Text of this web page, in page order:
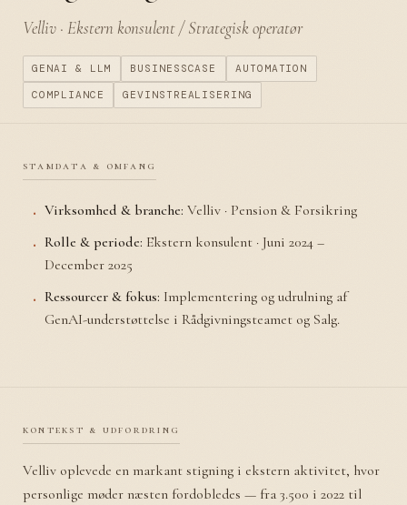
Velliv · Ekstern konsulent / Strategisk operatør
GENAI & LLM BUSINESSCASE AUTOMATION
COMPLIANCE GEVINSTREALISERING
stamdata & omfang
Virksomhed & branche: Velliv · Pension & Forsikring
Rolle & periode: Ekstern konsulent · Juni 2024 –
December 2025
Ressourcer & fokus: Implementering og udrulning af
GenAI-understøttelse i Rådgivningsteamet og Salg.
kontekst & udfordring
Velliv oplevede en markant stigning i ekstern aktivitet, hvor
personlige møder næsten fordobledes — fra 3.500 i 2022 til